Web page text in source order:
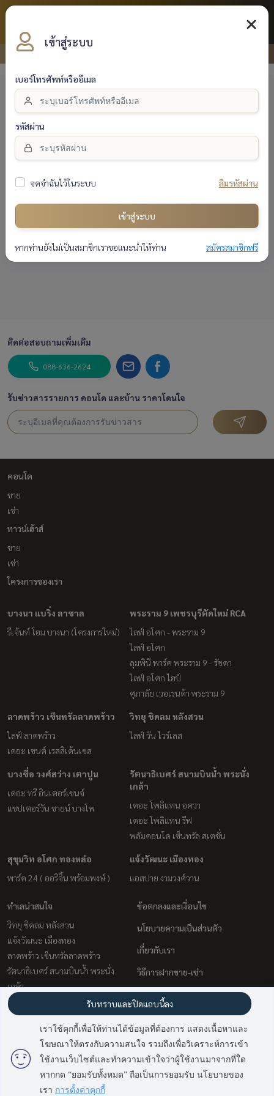
หน้าแรก ล็อคอินเข้าสู่ระบบ
ติดต่อสอบถามเพิ่มเติม
088-636-2624
รับข่าวสารรายการ คอนโด และบ้าน ราคาโดนใจ
คอนโด
ขาย
เช่า
ทาวน์เฮ้าส์
ขาย
เช่า
โครงการของเรา
บางนา แบริ่ง ลาซาล
รีเจ้นท์ โฮม บางนา (โครงการใหม่)
พระราม 9 เพชรบุรีตัดใหม่ RCA
ไลฟ์ อโศก - พระราม 9
ไลฟ์ อโศก
ลุมพินี พาร์ค พระราม 9 - รัชดา
ไลฟ์ อโศก ไฮป์
ศุภาลัย เวอเรนด้า พระราม 9
ลาดพร้าว เซ็นทรัลลาดพร้าว
ไลฟ์ ลาดพร้าว
เดอะ เซนต์ เรสสิเด้นเซส
วิทยุ ชิดลม หลังสวน
ไลฟ์ วัน ไวร์เลส
บางซื่อ วงศ์สว่าง เตาปูน
เดอะ ทรี อินเตอร์เชนจ์
แชปเตอร์วัน ชายน์ บางโพ
รัตนาธิเบศร์ สนามบินน้ำ พระนั่ง
เกล้า
เดอะ โพลิแทน อควา
เดอะ โพลิแทน รีฟ
พลัมคอนโด เซ็นทรัล สเตชั่น
สุขุมวิท อโศก ทองหล่อ
พาร์ค 24 ( ออริจิ้น พร้อมพงษ์ )
แจ้งวัฒนะ เมืองทอง
แอสปาย งามวงศ์วาน
ทำเลน่าสนใจ
วิทยุ ชิดลม หลังสวน
แจ้งวัฒนะ เมืองทอง
ลาดพร้าว เซ็นทรัลลาดพร้าว
รัตนาธิเบศร์ สนามบินน้ำ พระนั่ง
เกล้า
บางนา แบริ่ง ลาซาล
พระราม 9 เพชรบุรีตัดใหม่ RCA
บางซื่อ วงศ์สว่าง เตาปูน
สุขุมวิท อโศก ทองหล่อ
ข้อตกลงและเงื่อนไข
นโยบายความเป็นส่วนตัว
เกี่ยวกับเรา
วิธีการฝากขาย-เช่า
ติดต่อ
Power by
เราใช้คุกกี้เพื่อให้ท่านได้ข้อมูลที่ต้องการ แสดงเนื้อหาและ
โฆษณาให้ตรงกับความสนใจ รวมถึงเพื่อวิเคราะห์การเข้า
ใช้งานเว็บไซต์และทำความเข้าใจว่าผู้ใช้งานมาจากที่ใด
หากกด “ยอมรับทั้งหมด” ถือเป็นการยอมรับ นโยบายของ
เรา การตั้งค่าคุกกี้
รับทราบและปิดแถบนี้ลง
เข้าสู่ระบบ
เบอร์โทรศัพท์หรืออีเมล
รหัสผ่าน
จดจำฉันไว้ในระบบ ลืมรหัสผ่าน
เข้าสู่ระบบ
หากท่านยังไม่เป็นสมาชิกเราขอแนะนำให้ท่าน สมัครสมาชิกฟรี